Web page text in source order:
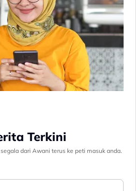
Terkini
dari Awani terus ke peti masuk anda.